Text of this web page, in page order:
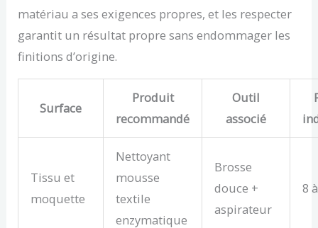
matériau a ses exigences propres, et les respecter
garantit un résultat propre sans endommager les
finitions d’origine.
Surface
Produit
recommandé
Outil
associé
Tissu et
moquette
Nettoyant
mousse
textile
enzymatique
Brosse
douce +
aspirateur
8